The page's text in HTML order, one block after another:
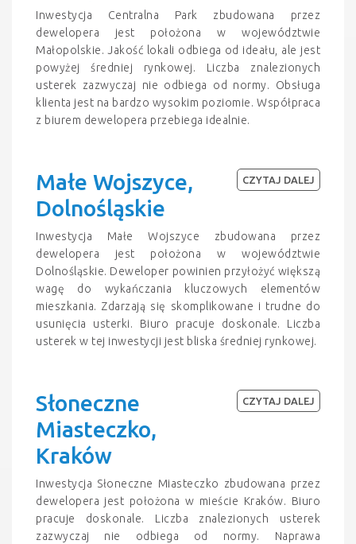
Inwestycja Centralna Park zbudowana przez
dewelopera jest położona w województwie
Małopolskie. Jakość lokali odbiega od ideału, ale jest
powyżej średniej rynkowej. Liczba znalezionych
usterek zazwyczaj nie odbiega od normy. Obsługa
klienta jest na bardzo wysokim poziomie. Współpraca
z biurem dewelopera przebiega idealnie.
Małe Wojszyce,
Dolnośląskie
Inwestycja Małe Wojszyce zbudowana przez
dewelopera jest położona w województwie
Dolnośląskie. Deweloper powinien przyłożyć większą
wagę do wykańczania kluczowych elementów
mieszkania. Zdarzają się skomplikowane i trudne do
usunięcia usterki. Biuro pracuje doskonale. Liczba
usterek w tej inwestycji jest bliska średniej rynkowej.
CZYTAJ DALEJ
Słoneczne
Miasteczko,
Kraków
Inwestycja Słoneczne Miasteczko zbudowana przez
dewelopera jest położona w mieście Kraków. Biuro
pracuje doskonale. Liczba znalezionych usterek
zazwyczaj nie odbiega od normy. Naprawa
CZYTAJ DALEJ